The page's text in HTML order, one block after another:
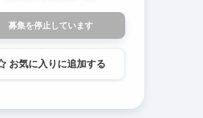
募集を停止しています
お気に入りに追加する